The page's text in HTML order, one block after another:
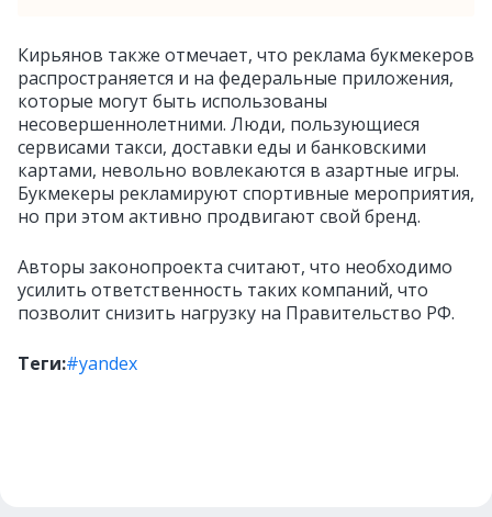
Кирьянов также отмечает, что реклама букмекеров
распространяется и на федеральные приложения,
которые могут быть использованы
несовершеннолетними. Люди, пользующиеся
сервисами такси, доставки еды и банковскими
картами, невольно вовлекаются в азартные игры.
Букмекеры рекламируют спортивные мероприятия,
но при этом активно продвигают свой бренд.
Авторы законопроекта считают, что необходимо
усилить ответственность таких компаний, что
позволит снизить нагрузку на Правительство РФ.
Теги:#yandex